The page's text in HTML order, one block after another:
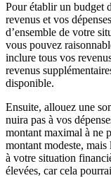
Pour établir un budget
revenus et vos
d’ensemble de votre
vous pouvez
inclure tous vos
revenus
disponible.
Ensuite, allouez une
nuira pas à vos
montant maximal à ne
montant modeste, mais
à votre situation
élevées, car cela